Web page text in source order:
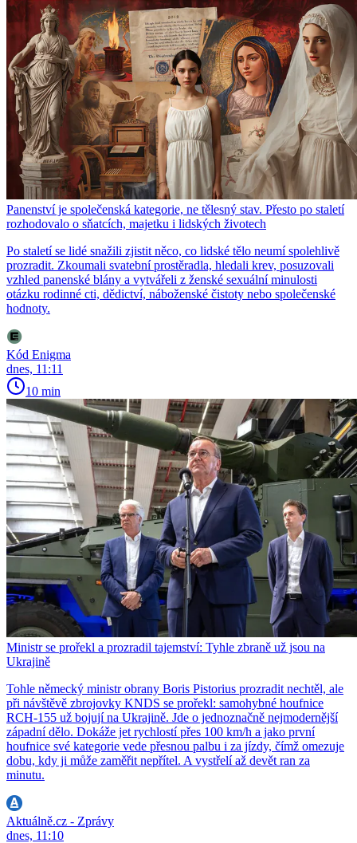
Panenství je společenská kategorie, ne tělesný stav. Přesto po staletí
rozhodovalo o sňatcích, majetku i lidských životech
Po staletí se lidé snažili zjistit něco, co lidské tělo neumí spolehlivě
prozradit. Zkoumali svatební prostěradla, hledali krev, posuzovali
vzhled panenské blány a vytvářeli z ženské sexuální minulosti
otázku rodinné cti, dědictví, náboženské čistoty nebo společenské
hodnoty.
Kód Enigma
dnes, 11:11
10 min
Ministr se prořekl a prozradil tajemství: Tyhle zbraně už jsou na
Ukrajině
Tohle německý ministr obrany Boris Pistorius prozradit nechtěl, ale
při návštěvě zbrojovky KNDS se prořekl: samohybné houfnice
RCH-155 už bojují na Ukrajině. Jde o jednoznačně nejmodernější
západní dělo. Dokáže jet rychlostí přes 100 km/h a jako první
houfnice své kategorie vede přesnou palbu i za jízdy, čímž omezuje
dobu, kdy ji může zaměřit nepřítel. A vystřelí až devět ran za
minutu.
Aktuálně.cz - Zprávy
dnes, 11:10